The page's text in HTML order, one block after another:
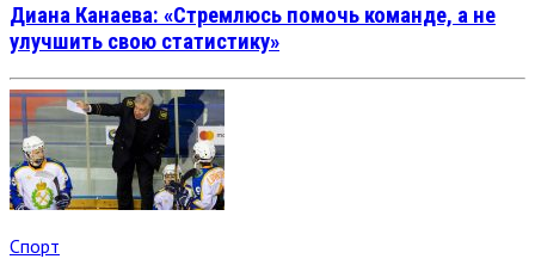
Диана Канаева: «Стремлюсь помочь команде, а не
улучшить свою статистику»
Спорт